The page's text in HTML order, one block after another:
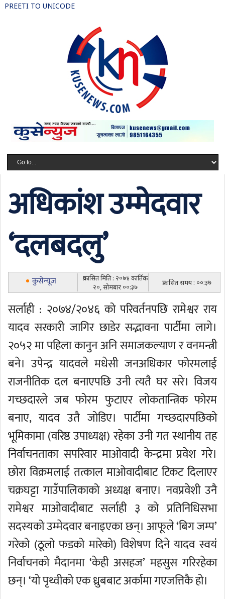
PREETI TO UNICODE
अधिकांश उम्मेदवार
‘दलबदलु’
कुसेन्यूज
प्रकासित मिति : २०७४ कार्तिक
२०, सोमबार ००:३७
प्रकासित समय : ००:३७
सर्लाही : २०७४/२०४६ को परिवर्तनपछि रामेश्वर राय
यादव सरकारी जागिर छाडेर सद्भावना पार्टीमा लागे।
२०५२ मा पहिला कानुन अनि समाजकल्याण र वनमन्त्री
बने। उपेन्द्र यादवले मधेसी जनअधिकार फोरमलाई
राजनीतिक दल बनाएपछि उनी त्यतै घर सरे। विजय
गच्छदारले जब फोरम फुटाएर लोकतान्त्रिक फोरम
बनाए, यादव उतै जोडिए। पार्टीमा गच्छदारपछिको
भूमिकामा (वरिष्ठ उपाध्यक्ष) रहेका उनी गत स्थानीय तह
निर्वाचनताका सपरिवार माओवादी केन्द्रमा प्रवेश गरे।
छोरा विक्रमलाई तत्काल माओवादीबाट टिकट दिलाएर
चक्रघट्टा गाउँपालिकाको अध्यक्ष बनाए। नवप्रवेशी उनै
रामेश्वर माओवादीबाट सर्लाही ३ को प्रतिनिधिसभा
सदस्यको उम्मेदवार बनाइएका छन्। आफूले ‘बिग जम्प’
गरेको (ठूलो फडको मारेको) विशेषण दिने यादव स्वयं
निर्वाचनको मैदानमा ‘केही असहज’ महसुस गरिरहेका
छन्। ‘यो पृथ्वीको एक ध्रुबबाट अर्कामा गएजत्तिकै हो।